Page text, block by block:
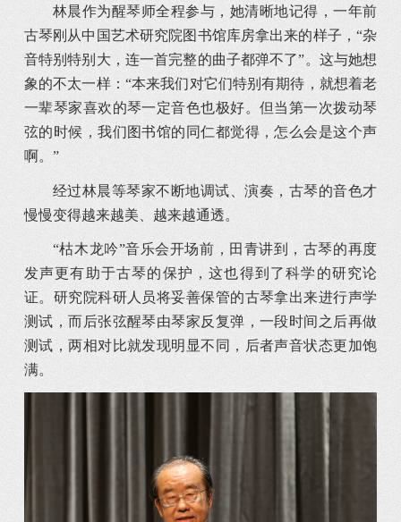
林晨作为醒琴师全程参与，她清晰地记得，一年前
古琴刚从中国艺术研究院图书馆库房拿出来的样子，“杂
音特别特别大，连一首完整的曲子都弹不了”。这与她想
象的不太一样：“本来我们对它们特别有期待，就想着老
一辈琴家喜欢的琴一定音色也极好。但当第一次拨动琴
弦的时候，我们图书馆的同仁都觉得，怎么会是这个声
啊。”
经过林晨等琴家不断地调试、演奏，古琴的音色才
慢慢变得越来越美、越来越通透。
“枯木龙吟”音乐会开场前，田青讲到，古琴的再度
发声更有助于古琴的保护，这也得到了科学的研究论
证。研究院科研人员将妥善保管的古琴拿出来进行声学
测试，而后张弦醒琴由琴家反复弹，一段时间之后再做
测试，两相对比就发现明显不同，后者声音状态更加饱
满。